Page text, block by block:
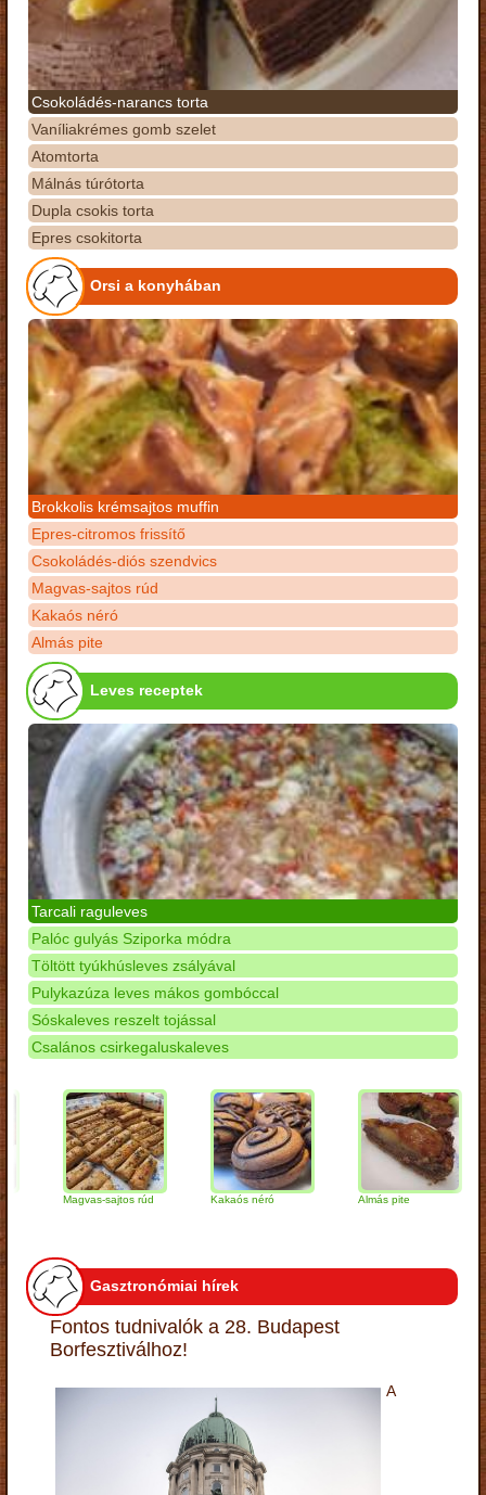
Csokoládés-narancs torta
Vaníliakrémes gomb szelet
Atomtorta
Málnás túrótorta
Dupla csokis torta
Epres csokitorta
Orsi a konyhában
Brokkolis krémsajtos muffin
Epres-citromos frissítő
Csokoládés-diós szendvics
Magvas-sajtos rúd
Kakaós néró
Almás pite
Leves receptek
Tarcali raguleves
Palóc gulyás Sziporka módra
Töltött tyúkhúsleves zsályával
Pulykazúza leves mákos gombóccal
Sóskaleves reszelt tojással
Csalános csirkegaluskaleves
Magvas-sajtos rúd Kakaós néró Almás pite
Gasztronómiai hírek
Fontos tudnivalók a 28. Budapest
Borfesztiválhoz!
A